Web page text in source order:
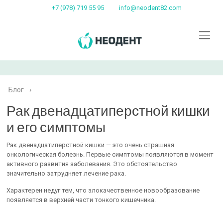
+7 (978) 719 55 95 info@neodent82.com
Блог ›
Рак двенадцатиперстной кишки
и его симптомы
Рак двенадцатиперстной кишки — это очень страшная
онкологическая болезнь. Первые симптомы появляются в момент
активного развития заболевания. Это обстоятельство
значительно затрудняет лечение рака.
Характерен недуг тем, что злокачественное новообразование
появляется в верхней части тонкого кишечника.